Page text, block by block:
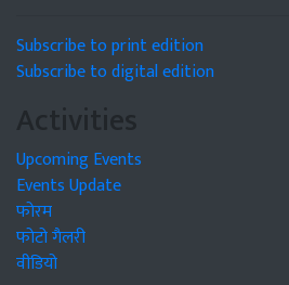
Subscribe to print edition
Subscribe to digital edition
Activities
Upcoming Events
Events Update
फोरम
फोटो गैलरी
वीडियो